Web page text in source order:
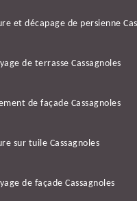
et décapage de persienne
de terrasse Cassagnoles
de façade Cassagnoles
sur tuile Cassagnoles
de façade Cassagnoles